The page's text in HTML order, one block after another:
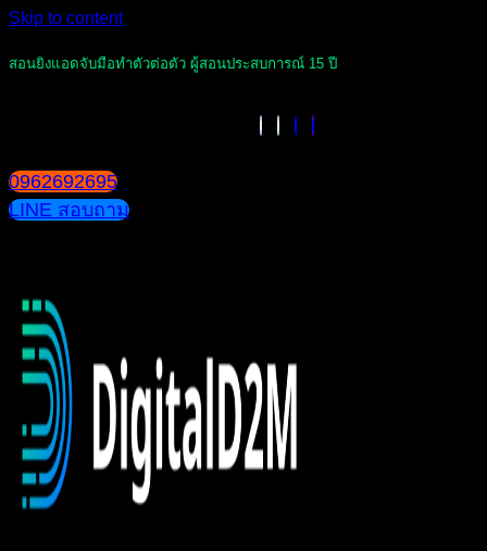
Skip to content
สอนยิงแอดจับมือทำตัวต่อตัว ผู้สอนประสบการณ์ 15 ปี
0962692695
LINE สอบถาม